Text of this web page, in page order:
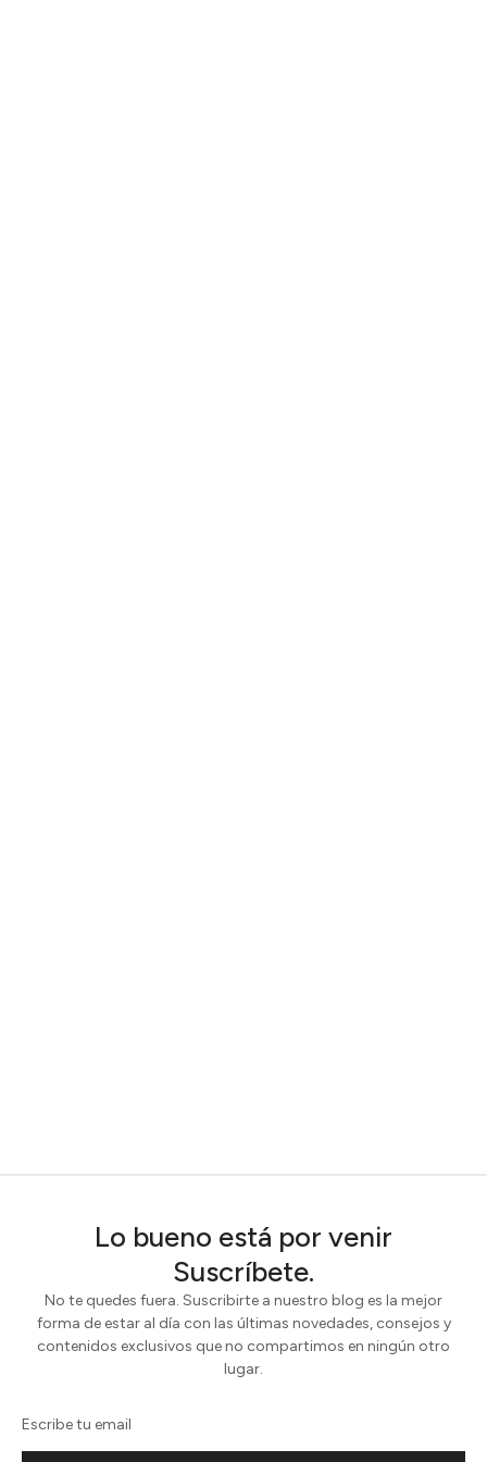
Lo bueno está por venir
Suscríbete.
No te quedes fuera. Suscribirte a nuestro blog es la mejor
forma de estar al día con las últimas novedades, consejos y
contenidos exclusivos que no compartimos en ningún otro
lugar.